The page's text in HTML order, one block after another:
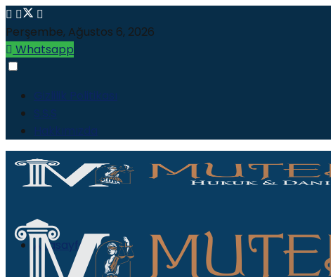
Perşembe, Ağustos 6, 2026
Whatsapp
Gizlilik Politikası
S.S.S
Hakkımızda
Anasayfa